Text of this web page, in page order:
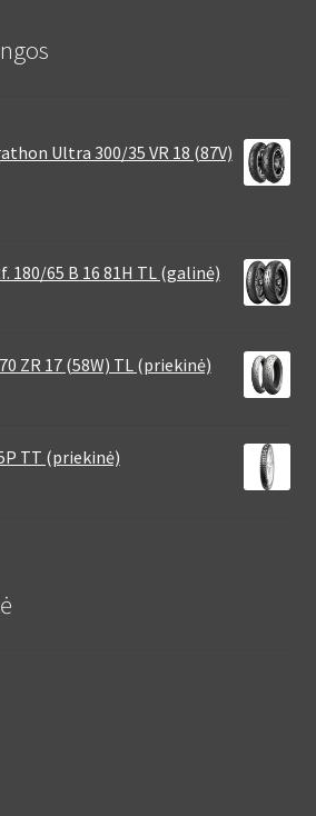
Ultra 300/35 VR 18 (87V)
180/65 B 16 81H TL (galinė)
ZR 17 (58W) TL (priekinė)
TT (priekinė)